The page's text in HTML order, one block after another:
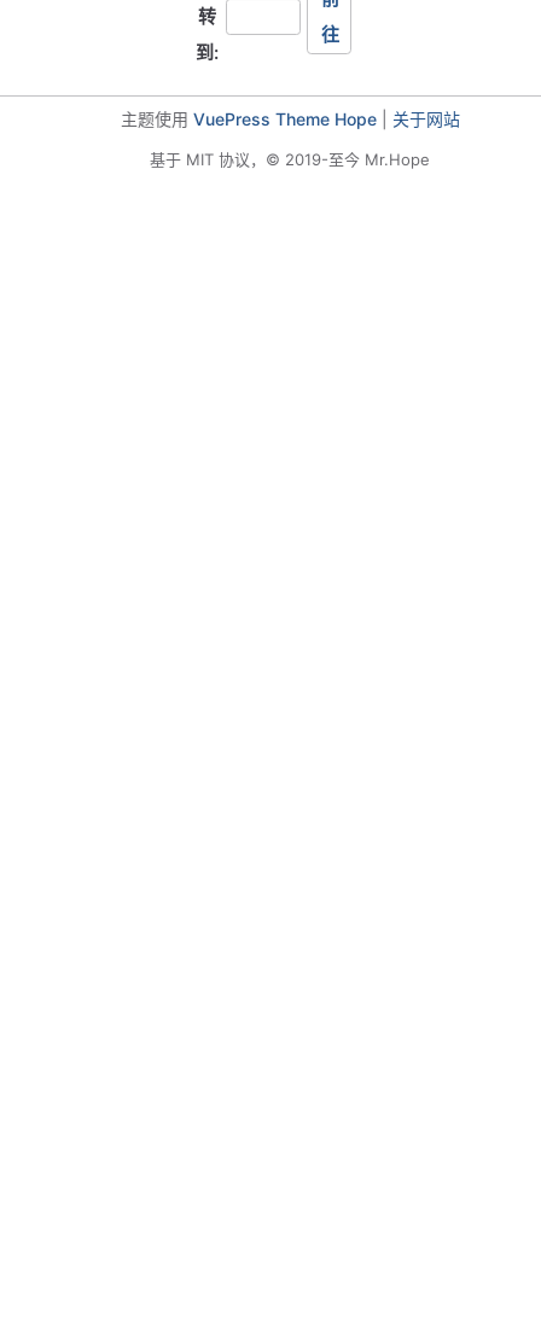
转
到:
往
主题使用 VuePress Theme Hope| 关于网站
基于 MIT 协议，© 2019-至今 Mr.Hope